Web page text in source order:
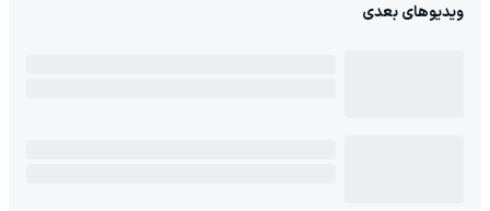
ویدیوهای بعدی